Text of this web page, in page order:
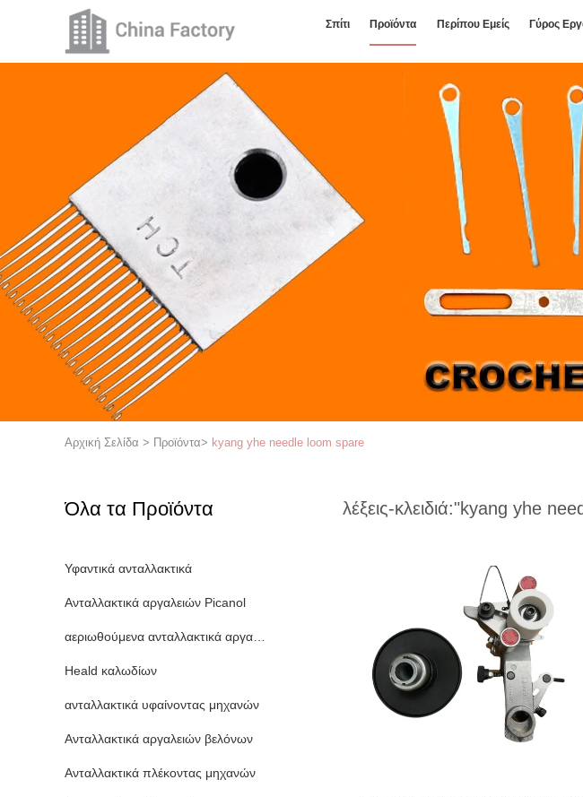
Σπίτι Προϊόντα Περίπου Εμείς Γύρος
Αρχική Σελίδα > Προϊόντα> kyang yhe needle loom spare
Όλα τα Προϊόντα
Υφαντικά ανταλλακτικά
Ανταλλακτικά αργαλειών Picanol
αεριωθούμενα ανταλλακτικά αργαλειών αέρα
Heald καλωδίων
ανταλλακτικά υφαίνοντας μηχανών
Ανταλλακτικά αργαλειών βελόνων
Ανταλλακτικά πλέκοντας μηχανών
λέξεις-κλειδιά:"kyang yhe